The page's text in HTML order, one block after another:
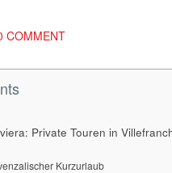
COMMENT
Private Touren in
Kurzurlaub